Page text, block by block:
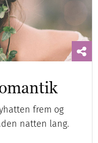
frem og
natten lang.